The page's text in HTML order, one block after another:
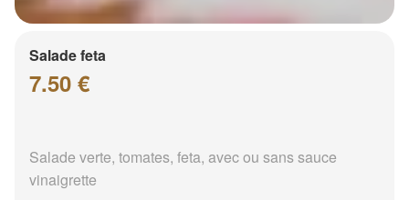
Salade feta
7.50 €
Salade verte, tomates, feta, avec ou sans sauce
vinaigrette